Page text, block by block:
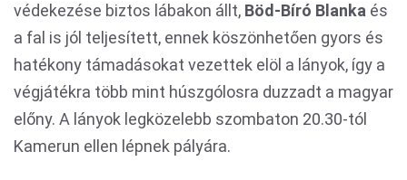
védekezése biztos lábakon állt, Böd-Bíró Blanka és
a fal is jól teljesített, ennek köszönhetően gyors és
hatékony támadásokat vezettek elöl a lányok, így a
végjátékra több mint húszgólosra duzzadt a magyar
előny. A lányok legközelebb szombaton 20.30-tól
Kamerun ellen lépnek pályára.